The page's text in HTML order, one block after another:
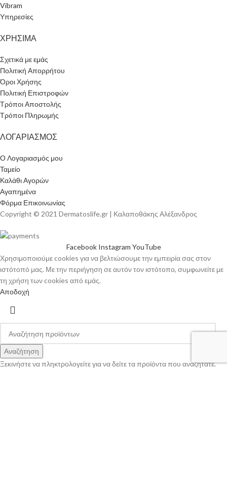
Vibram
Υπηρεσίες
ΧΡΗΣΙΜΑ
Σχετικά με εμάς
Πολιτική Απορρήτου
Όροι Χρήσης
Πολιτική Επιστροφών
Τρόποι Αποστολής
Τρόποι Πληρωμής
ΛΟΓΑΡΙΑΣΜΟΣ
Ο Λογαριασμός μου
Ταμείο
Καλάθι Αγορών
Αγαπημένα
Φόρμα Επικοινωνίας
Copyright © 2021 Dermatoslife.gr | Καλαποθάκης Αλέξανδρος
Facebook Instagram YouTube
Χρησιμοποιούμε cookies για να βελτιώσουμε την εμπειρία σας στον
ιστότοπό μας. Με την περιήγηση σε αυτόν τον ιστότοπο, συμφωνείτε με
τη χρήση των cookies από εμάς.
Αποδοχή
Αναζήτηση
Ξεκινήστε να πληκτρολογείτε για να δείτε τα προϊόντα που αναζητάτε.